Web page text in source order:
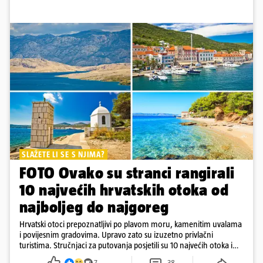
SLAŽETE LI SE S NJIMA?
FOTO Ovako su stranci rangirali
10 najvećih hrvatskih otoka od
najboljeg do najgoreg
Hrvatski otoci prepoznatljivi po plavom moru, kamenitim uvalama
i povijesnim gradovima. Upravo zato su izuzetno privlačni
turistima. Stručnjaci za putovanja posjetili su 10 najvećih otoka i
rangirali ih